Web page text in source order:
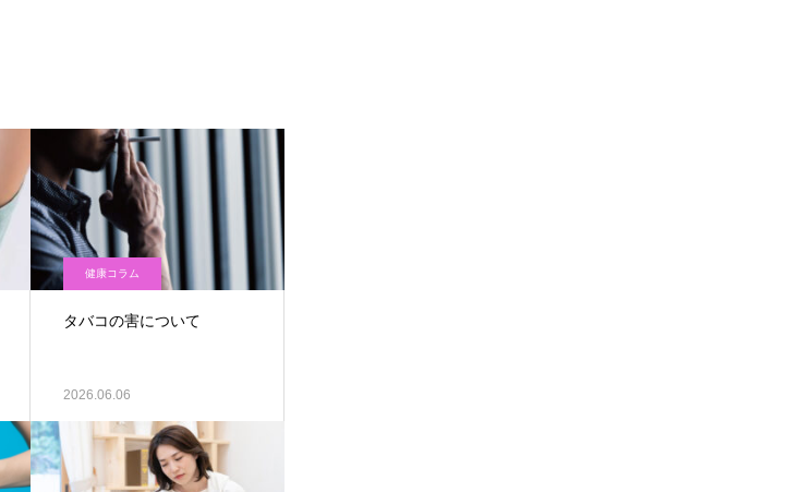
健康コラム
タバコの害について
2026.06.06